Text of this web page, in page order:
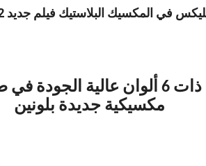
آلة طباعة فلكسوغرافية ذات 6
مكسيكية جديدة بلونين